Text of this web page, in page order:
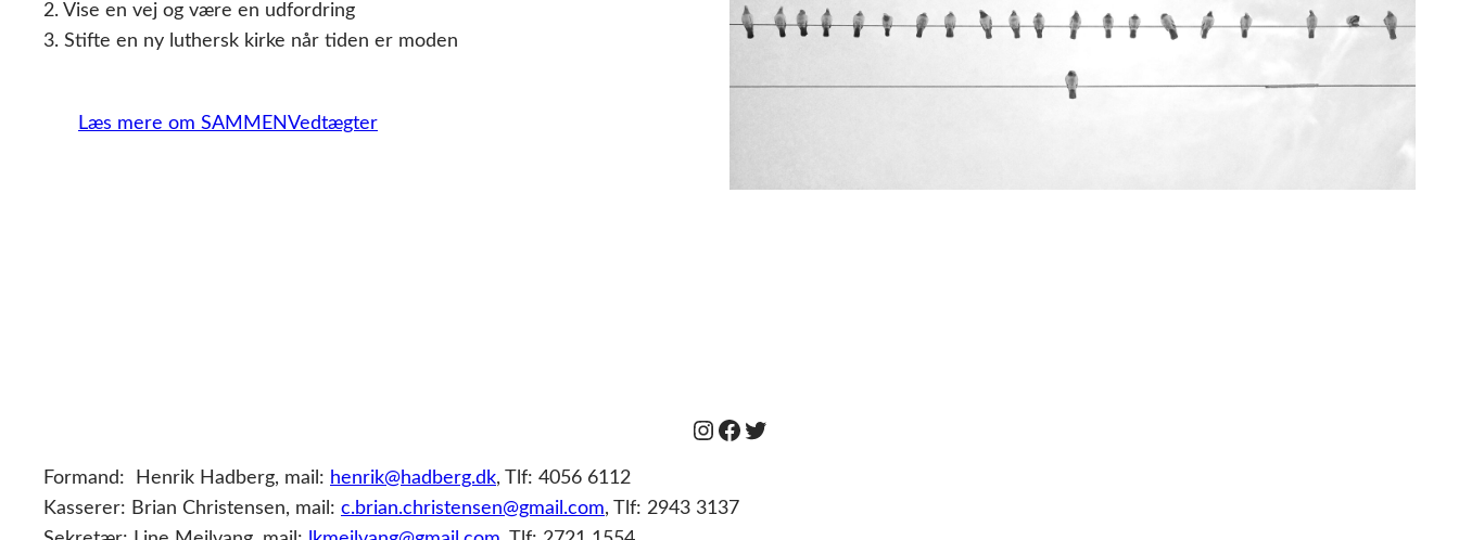
2. Vise en vej og være en udfordring
3. Stifte en ny luthersk kirke når tiden er moden
Læs mere om SAMMEN Vedtægter
Instagram
Facebook
Twitter
Formand: Henrik Hadberg, mail: henrik@hadberg.dk, Tlf: 4056 6112
Kasserer: Brian Christensen, mail: c.brian.christensen@gmail.com, Tlf: 2943 3137